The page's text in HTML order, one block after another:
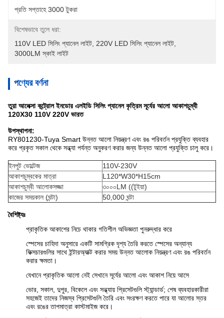
প্রতি সপ্তাহে 3000 টুকরা
বিশেষভাবে তুলে ধরা:
110V LED সিলিং প্যানেল লাইট 220V LED সিলিং প্যানেল লাইট
3000LM স্কাই লাইট
পণ্যের বর্ণনা
তুয়া আলেক্সা কন্ট্রোল ইনডোর এলইডি সিলিং প্যানেল কৃত্রিম সূর্যের আলো আকাশচুম্বী
120X30 110V 220V ভারত
উপস্থাপনা:
RY801230-Tuya Smart উন্নত আলো নিয়ন্ত্রণ এবং রঙ পরিবর্তন প্রযুক্তি ব্যবহার
করে প্রকৃত সকাল থেকে সন্ধ্যা পর্যন্ত অনুকরণ করার জন্য উন্নত আলো প্রযুক্তি চালু করে।
ইনপুট ভোল্টেজ
110V-230V
আকাশচুম্বকের মাত্রা
L120*W30*H15cm
আকাশচুম্বী আলোকসজ্জা
৩০০০LM ((টুইয়া)
কাজের সময়কাল (ঘন্টা)
50,000 ঘন্টা
বৈশিষ্ট্যঃ
প্রাকৃতিক আকাশের নিচে থাকার গতিশীল অভিজ্ঞতা পুনরুদ্ধার করে
স্পেসের চাহিদা অনুসারে একটি সামগ্রিক দৃশ্য তৈরি করতে স্পেসের অন্যান্য
ফিক্সচারগুলির সাথে ইন্টারঅ্যাক্ট করার সময় উন্নত আলোক নিয়ন্ত্রণ এবং রঙ পরিবর্তন
করার ক্ষমতা।
যেখানে প্রাকৃতিক আলো নেই সেখানে সূর্যের আলো এবং আকাশ নিয়ে আসে
ভোর, সকাল, দুপুর, বিকেলে এবং সন্ধ্যায় প্রিসেটগুলি স্ট্যান্ডার্ড; শেষ ব্যবহারকারীরা
সহজেই তাদের নিজস্ব প্রিসেটগুলি তৈরি এবং সংরক্ষণ করতে পারে যা আলোর স্তর
এবং রঙের তাপমাত্রা কাস্টমাইজ করে।